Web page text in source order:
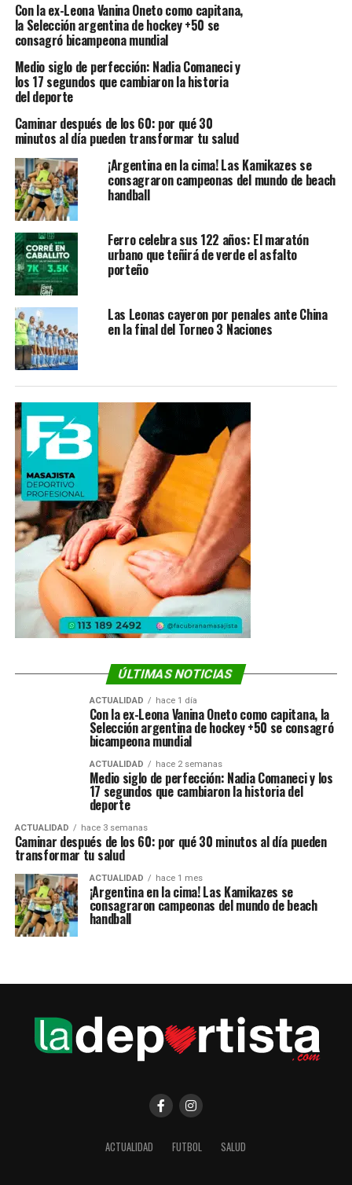
Con la ex-Leona Vanina Oneto como capitana,
la Selección argentina de hockey +50 se
consagró bicampeona mundial
Medio siglo de perfección: Nadia Comaneci y
los 17 segundos que cambiaron la historia
del deporte
Caminar después de los 60: por qué 30
minutos al día pueden transformar tu salud
¡Argentina en la cima! Las Kamikazes se
consagraron campeonas del mundo de beach
handball
Ferro celebra sus 122 años: El maratón
urbano que teñirá de verde el asfalto
porteño
Las Leonas cayeron por penales ante China
en la final del Torneo 3 Naciones
ÚLTIMAS NOTICIAS
ACTUALIDAD hace 1 día
Con la ex-Leona Vanina Oneto como capitana, la
Selección argentina de hockey +50 se consagró
bicampeona mundial
ACTUALIDAD hace 2 semanas
Medio siglo de perfección: Nadia Comaneci y los
17 segundos que cambiaron la historia del
deporte
ACTUALIDAD hace 3 semanas
Caminar después de los 60: por qué 30 minutos al día pueden
transformar tu salud
ACTUALIDAD hace 1 mes
¡Argentina en la cima! Las Kamikazes se
consagraron campeonas del mundo de beach
handball
ACTUALIDAD FUTBOL SALUD